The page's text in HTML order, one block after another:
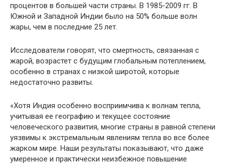
процентов в большей части страны. В 1985-2009 гг. В
Южной и Западной Индии было на 50% больше волн
жары, чем в последние 25 лет.
Исследователи говорят, что смертность, связанная с
жарой, возрастет с будущим глобальным потеплением,
особенно в странах с низкой широтой, которые
недостаточно развиты.
«Хотя Индия особенно восприимчива к волнам тепла,
учитывая ее географию и текущее состояние
человеческого развития, многие страны в равной степени
уязвимы к экстремальным явлениям тепла во все более
жарком мире. Наши результаты показывают, что даже
умеренное и практически неизбежное повышение